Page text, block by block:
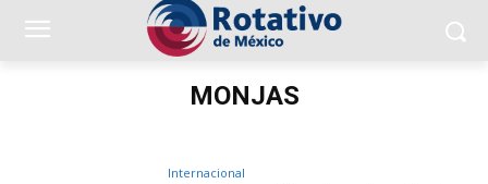
MONJAS
Internacional